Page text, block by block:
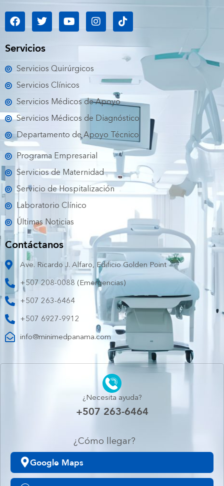
F
a
e
o
k
T
w
t
e
Y
o
b
I
n
t
a
m
T
i
t
o
Servicios
Servicios Quirúrgicos
Servicios Clínicos
Servicios Médicos de Apoyo
Servicios Médicos de Diagnóstico
Departamento de Apoyo Técnico
Programa Empresarial
Servicios de Maternidad
Servicio de Hospitalización
Laboratorio Clínico
Últimas Noticias
Contáctanos
Ave. Ricardo J. Alfaro, Edificio Golden Point
+507 208-0088 (Emergencias)
+507 263-6464
+507 6927-9912
info@minimedpanama.com
¿Necesita ayuda?
+507 263-6464
¿Cómo llegar?
Google Maps